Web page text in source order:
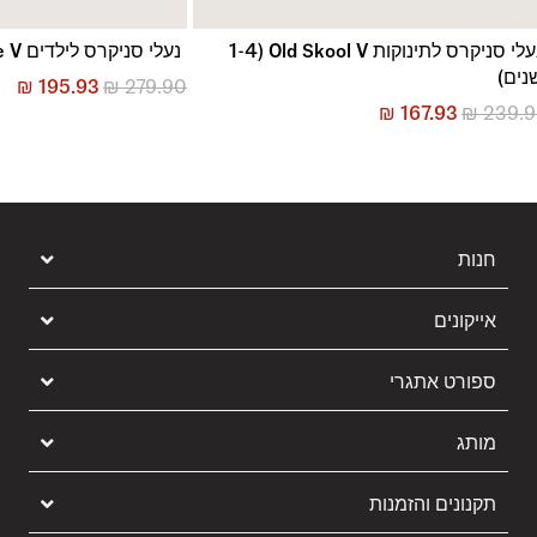
נעלי סניקרס לתינוקות Old Skool V (1-4
₪
₪ 167.93
נעלי סניקרס לילדים Hylane V
₪279.90
₪ 195.93
חנות
אייקונים
ספורט אתגרי
מותג
תקנונים והזמנות